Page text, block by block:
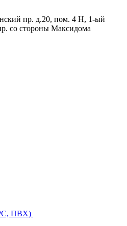
пр. д.20, пом. 4 Н, 1-ый
со стороны Максидома
ПВХ)